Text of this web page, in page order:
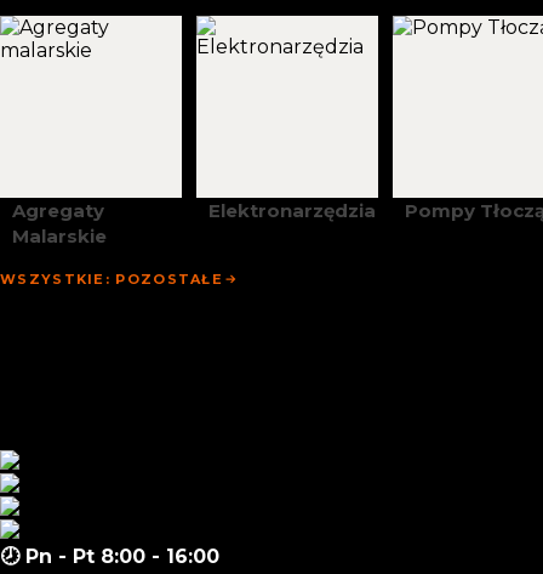
Agregaty
Malarskie
Elektronarzędzia Pompy
WSZYSTKIE: POZOSTAŁE
🕗 Pn - Pt 8:00 - 16:00